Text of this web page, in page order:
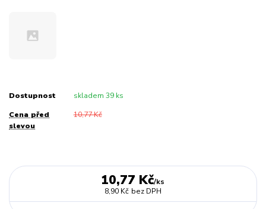
Dostupnost skladem 39 ks
Cena před
slevou
10,77 Kč
10,77 Kč/ks
8,90 Kč bez DPH